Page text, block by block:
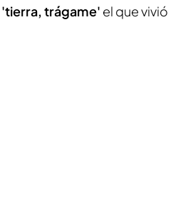
'tierra, trágame' el que vivió